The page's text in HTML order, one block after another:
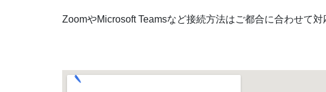
ZoomやMicrosoft Teamsなど接続方法はご都合に合わせて対